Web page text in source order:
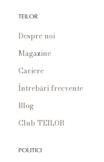
TEILOR
Despre noi
Magazine
Cariere
Întrebări frecvente
Blog
Club TEILOR
POLITICI